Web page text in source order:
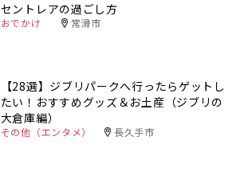
セントレアの過ごし方
おでかけ 常滑市
【28選】ジブリパークへ行ったらゲットし
たい！おすすめグッズ＆お土産（ジブリの
大倉庫編）
その他（エンタメ） 長久手市